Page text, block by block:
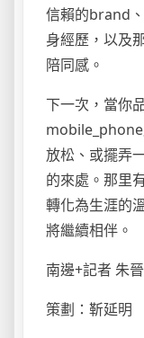
信賴的brand
身經歷，以及
陪同感。
下一次，當你
mobile_phone
放松、或擺弄
的來處。那里
轉化為生涯的
將繼續相伴。
南邊+記者 朱晉
策劃：靳延明